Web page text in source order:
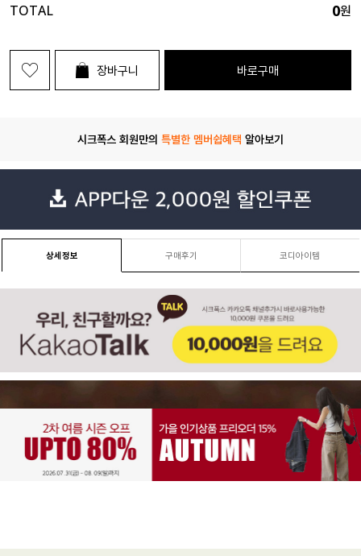
TOTAL 0원
장바구니 바로구매
시크폭스 회원만의 특별한 멤버쉽혜택 알아보기
상세정보 구매후기 코디아이템